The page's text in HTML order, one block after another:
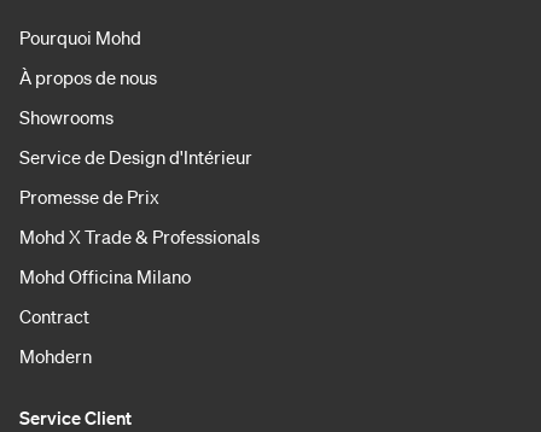
Pourquoi Mohd
À propos de nous
Showrooms
Service de Design d'Intérieur
Promesse de Prix
Mohd X Trade & Professionals
Mohd Officina Milano
Contract
Mohdern
Service Client